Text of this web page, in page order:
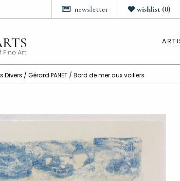
wishlist (0)
newsletter
Divers / Gérard PANET / Bord de mer aux voiliers